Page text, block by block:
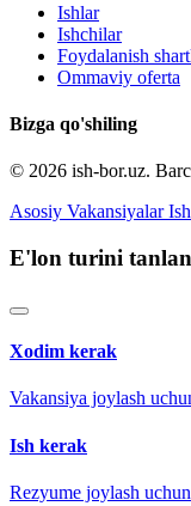
Ishlar
Ishchilar
Foydalanish
Ommaviy oferta
Bizga qo'shiling
© 2026 ish-bor.uz.
Asosiy Vakansiyalar
E'lon turini
Xodim kerak
Vakansiya joylash
Ish kerak
Rezyume joylash uchun